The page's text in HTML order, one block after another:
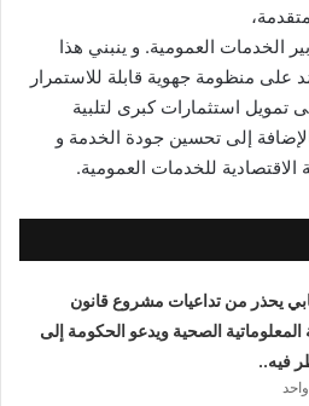
الخدمات العمومية. و ينبني هذا
على منظومة جهوية قابلة للاستمرار
تمويل استثمارات كبرى لتلبية
إلى تحسين جودة الخدمة و
الاقتصادية للخدمات العمومية.
يحذر من تداعيات مشروع قانون
المعلوماتية الصحية ويدعو الحكومة إلى
فيه..